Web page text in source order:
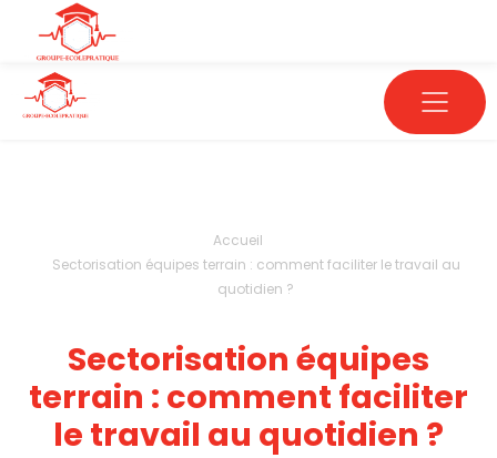
Accueil
Sectorisation équipes terrain : comment faciliter le travail au
quotidien ?
Sectorisation équipes
terrain : comment faciliter
le travail au quotidien ?